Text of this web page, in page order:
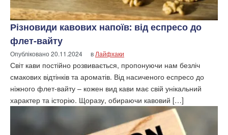
Різновиди кавових напоїв: від еспресо до
флет-вайту
Опубліковано20.11.2024 в Лайфхаки
Світ кави постійно розвивається, пропонуючи нам безліч
смакових відтінків та ароматів. Від насиченого еспресо до
ніжного флет-вайту – кожен вид кави має свій унікальний
характер та історію. Щоразу, обираючи кавовий […]